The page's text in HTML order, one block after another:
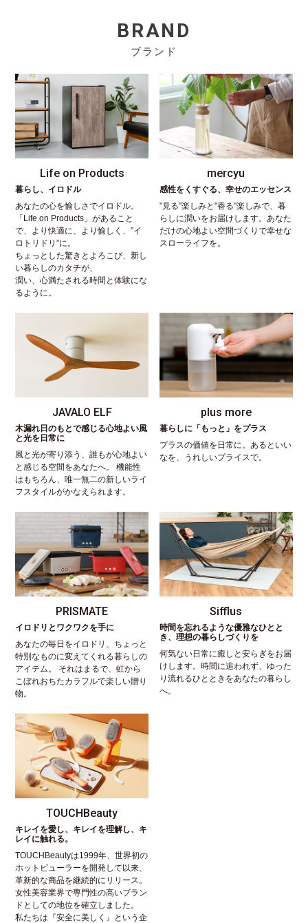
BRAND
ブランド
Life on Products
暮らし、イロドル
あなたの心を愉しさでイロドル。
「Life on Products」があること
で、より快適に、より愉しく、”イ
ロトリドリ”に。
ちょっとした驚きとよろこび、新し
い暮らしのカタチが、
潤い、心満たされる時間と体験にな
るように。
mercyu
感性をくすぐる、幸せのエッセンス
"見る"楽しみと"香る"楽しみで、暮
らしに潤いをお届けします。あなた
だけの心地よい空間づくりで幸せな
スローライフを。
JAVALO ELF
木漏れ日のもとで感じる心地よい風
と光を日常に
風と光が寄り添う、誰もが心地よい
と感じる空間をあなたへ。 機能性
はもちろん、唯一無二の新しいライ
フスタイルがかなえられます。
plus more
暮らしに「もっと」をプラス
プラスの価値を日常に。あるといい
なを、うれしいプライスで。
PRISMATE
イロドリとワクワクを手に
あなたの毎日をイロドリ、ちょっと
特別なものに変えてくれる暮らしの
アイテム。 それはまるで、虹から
こぼれおちたカラフルで楽しい贈り
物。
Sifflus
時間を忘れるような優雅なひとと
き、理想の暮らしづくりを
何気ない日常に癒しと安らぎをお届
けします。時間に追われず、ゆった
り流れるひとときをあなたの暮らし
へ。
TOUCHBeauty
キレイを愛し、キレイを理解し、キ
レイに触れる。
TOUCHBeautyは1999年、世界初の
ホットビューラーを開発して以来、
革新的な商品を継続的にリリース。
女性美容業界で専門性の高いブラン
ドとしての地位を確立しました。
私たちは『安全に美しく』という企